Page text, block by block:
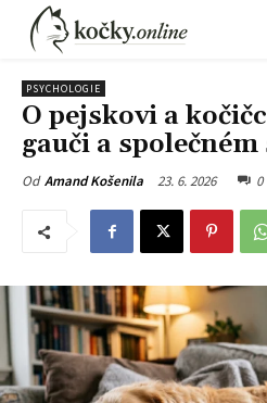
PSYCHOLOGIE
O pejskovi a
gauči a
Od Amand Košenila 23. 6. 2026 0